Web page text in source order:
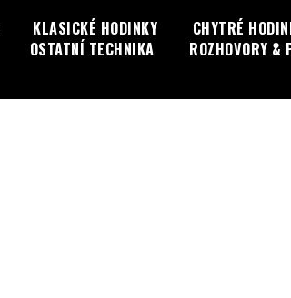
KLASICKÉ HODINKY CHYTRÉ
OSTATNÍ TECHNIKA ROZHOVORY &